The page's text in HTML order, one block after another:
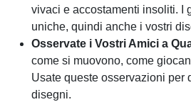
vivaci e accostamenti insoliti. I
uniche, quindi anche i vostri
Osservate i Vostri Amici a
come si muovono, come
Usate queste osservazioni per
disegni.